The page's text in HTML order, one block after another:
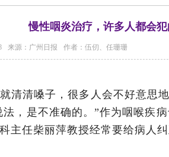
慢性咽炎治疗，许多人都会
来源：广州日报 作者：伍仞、任珊珊
清清嗓子，很多人会不好意思
法，是不准确的。”作为咽喉疾
主任柴丽萍教授经常要给病人纠